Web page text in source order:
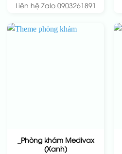
Liên hệ Zalo 0903261891
_Phòng khám Medivax
(Xanh)